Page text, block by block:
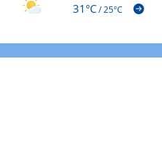
31°C/25°C